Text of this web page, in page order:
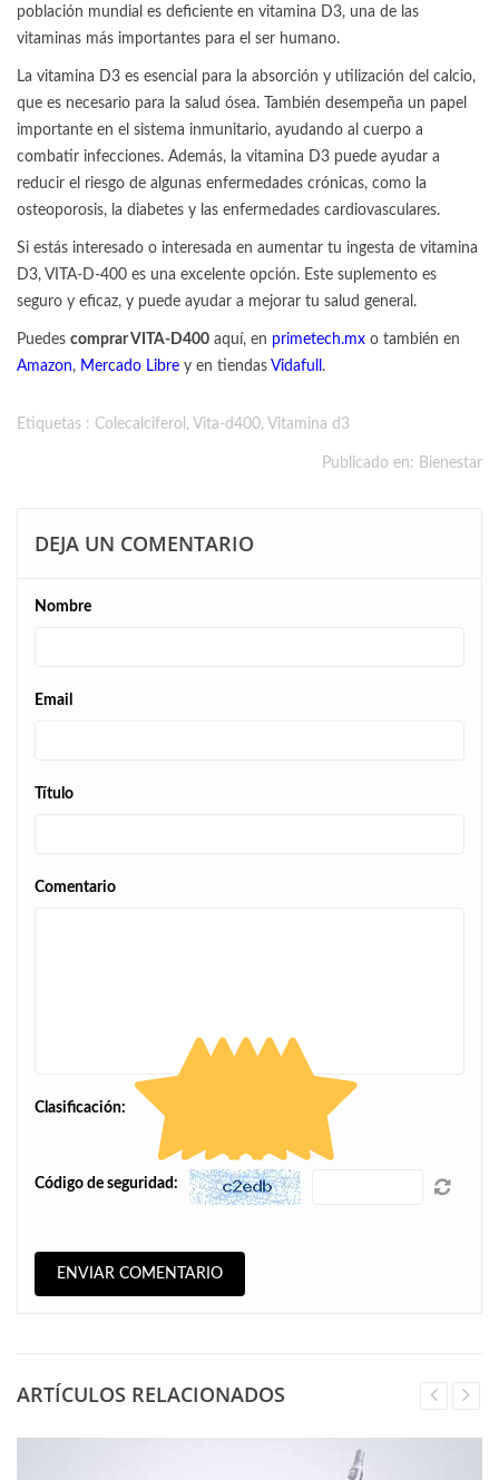
población mundial es deficiente en vitamina D3, una de las
vitaminas más importantes para el ser humano.
La vitamina D3 es esencial para la absorción y utilización del calcio,
que es necesario para la salud ósea. También desempeña un papel
importante en el sistema inmunitario, ayudando al cuerpo a
combatir infecciones. Además, la vitamina D3 puede ayudar a
reducir el riesgo de algunas enfermedades crónicas, como la
osteoporosis, la diabetes y las enfermedades cardiovasculares.
Si estás interesado o interesada en aumentar tu ingesta de vitamina
D3, VITA-D-400 es una excelente opción. Este suplemento es
seguro y eficaz, y puede ayudar a mejorar tu salud general.
Puedes comprar VITA-D400 aquí, en primetech.mx o también en
Amazon, Mercado Libre y en tiendas Vidafull .
Etiquetas : Colecalciferol , Vita-d400, Vitamina d3
Publicado en: Bienestar
DEJA UN COMENTARIO
Nombre
Email
Título
Comentario
Clasificación:
Código de seguridad:
ARTÍCULOS RELACIONADOS